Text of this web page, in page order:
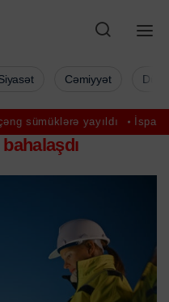
yayıldı İspaniyada
Cəmiyyət
bahalaşdı